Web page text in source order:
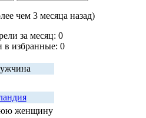
чем 3 месяца назад)
за месяц: 0
в избранные: 0
женщину